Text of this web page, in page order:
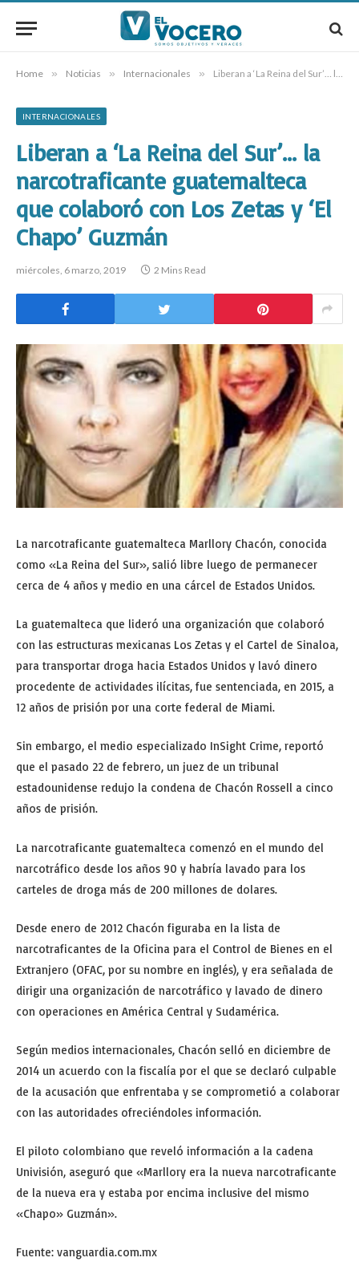
Home » Noticias » Internacionales » Liberan a ‘La Reina del Sur’… la narcotraficante guatemalteca que colaboró con Los Zetas y ‘El Chapo’ Guzmán
INTERNACIONALES
Liberan a ‘La Reina del Sur’… la
narcotraficante guatemalteca
que colaboró con Los Zetas y ‘El
Chapo’ Guzmán
miércoles, 6 marzo, 2019 2 Mins Read
La narcotraficante guatemalteca Marllory Chacón, conocida
como «La Reina del Sur», salió libre luego de permanecer
cerca de 4 años y medio en una cárcel de Estados Unidos.
La guatemalteca que lideró una organización que colaboró
con las estructuras mexicanas Los Zetas y el Cartel de Sinaloa,
para transportar droga hacia Estados Unidos y lavó dinero
procedente de actividades ilícitas, fue sentenciada, en 2015, a
12 años de prisión por una corte federal de Miami.
Sin embargo, el medio especializado InSight Crime, reportó
que el pasado 22 de febrero, un juez de un tribunal
estadounidense redujo la condena de Chacón Rossell a cinco
años de prisión.
La narcotraficante guatemalteca comenzó en el mundo del
narcotráfico desde los años 90 y habría lavado para los
carteles de droga más de 200 millones de dolares.
Desde enero de 2012 Chacón figuraba en la lista de
narcotraficantes de la Oficina para el Control de Bienes en el
Extranjero (OFAC, por su nombre en inglés), y era señalada de
dirigir una organización de narcotráfico y lavado de dinero
con operaciones en América Central y Sudamérica.
Según medios internacionales, Chacón selló en diciembre de
2014 un acuerdo con la fiscalía por el que se declaró culpable
de la acusación que enfrentaba y se comprometió a colaborar
con las autoridades ofreciéndoles información.
El piloto colombiano que reveló información a la cadena
Univisión, aseguró que «Marllory era la nueva narcotraficante
de la nueva era y estaba por encima inclusive del mismo
«Chapo» Guzmán».
Fuente: vanguardia.com.mx